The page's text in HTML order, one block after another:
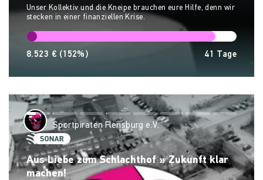
Unser Kollektiv und die Kneipe brauchen eure Hilfe, denn wir
stecken in einer finanziellen Krise.
8.523 € (152%) 41 Tage
Sportpiraten Flensburg e.V.
Aus Liebe zum Schlachthof » Zukunft klar
machen!